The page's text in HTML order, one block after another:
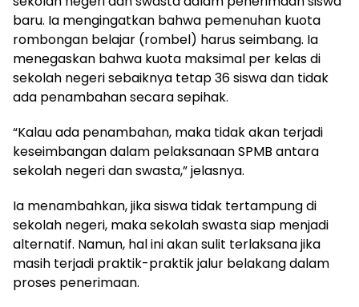
baru. Ia mengingatkan bahwa pemenuhan kuota
rombongan belajar (rombel) harus seimbang. Ia
menegaskan bahwa kuota maksimal per kelas di
sekolah negeri sebaiknya tetap 36 siswa dan tidak
ada penambahan secara sepihak.
“Kalau ada penambahan, maka tidak akan terjadi
keseimbangan dalam pelaksanaan SPMB antara
sekolah negeri dan swasta,” jelasnya.
Ia menambahkan, jika siswa tidak tertampung di
sekolah negeri, maka sekolah swasta siap menjadi
alternatif. Namun, hal ini akan sulit terlaksana jika
masih terjadi praktik-praktik jalur belakang dalam
proses penerimaan.